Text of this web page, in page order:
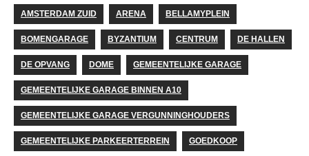
AMSTERDAM ZUID ARENA BELLAMYPLEIN
BOMENGARAGE BYZANTIUM CENTRUM DE HALLEN
DE OPVANG DOME GEMEENTELIJKE GARAGE
GEMEENTELIJKE GARAGE BINNEN A10
GEMEENTELIJKE GARAGE VERGUNNINGHOUDERS
GEMEENTELIJKE PARKEERTERREIN GOEDKOOP